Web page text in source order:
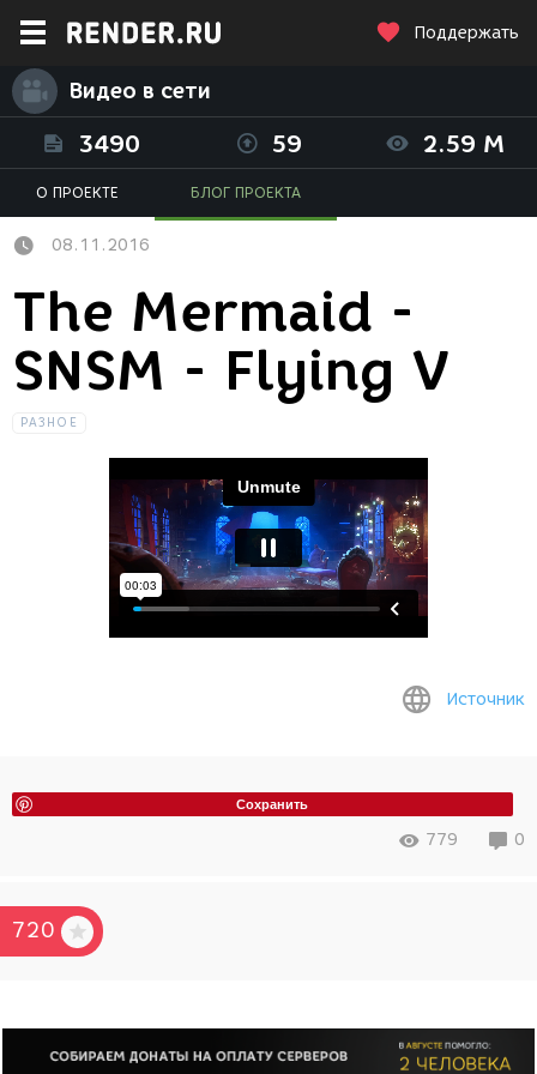
Поддержать
Видео в сети
3490 59 2.59 M
О ПРОЕКТЕ БЛОГ ПРОЕКТА
08.11.2016
The Mermaid -
SNSM - Flying V
РАЗНОЕ
Источник
Сохранить
779 0
720